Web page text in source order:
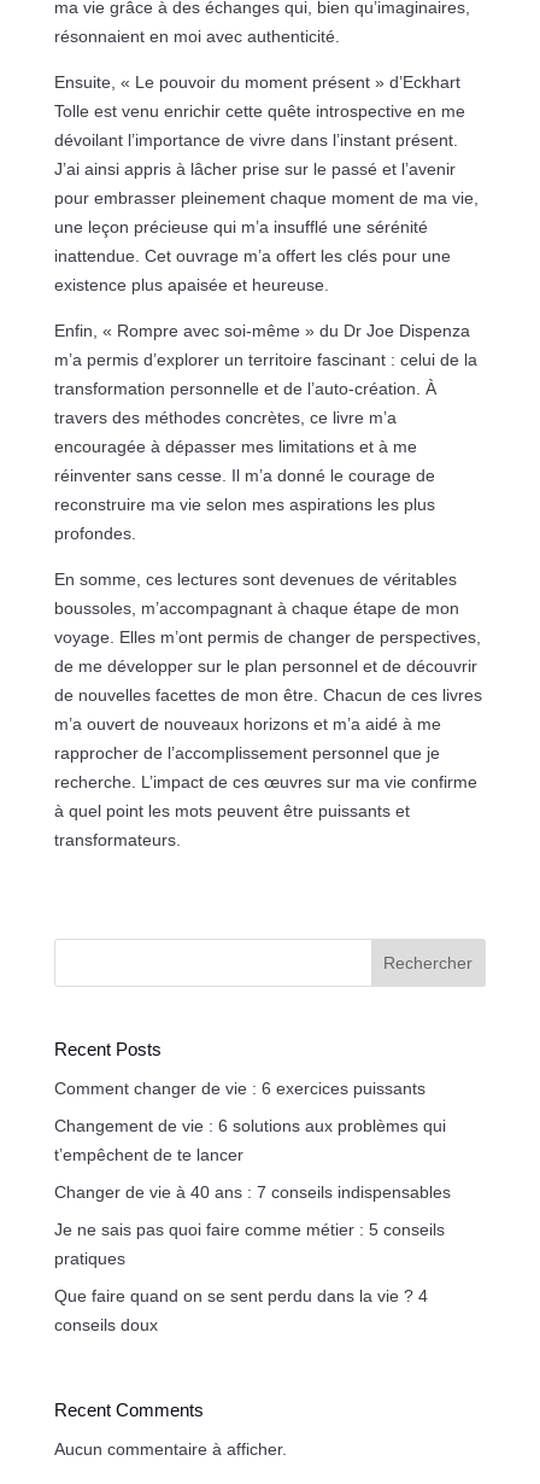
ma vie grâce à des échanges qui, bien qu’imaginaires,
résonnaient en moi avec authenticité.
Ensuite, « Le pouvoir du moment présent » d’Eckhart
Tolle est venu enrichir cette quête introspective en me
dévoilant l’importance de vivre dans l’instant présent.
J’ai ainsi appris à lâcher prise sur le passé et l’avenir
pour embrasser pleinement chaque moment de ma vie,
une leçon précieuse qui m’a insufflé une sérénité
inattendue. Cet ouvrage m’a offert les clés pour une
existence plus apaisée et heureuse.
Enfin, « Rompre avec soi-même » du Dr Joe Dispenza
m’a permis d’explorer un territoire fascinant : celui de la
transformation personnelle et de l’auto-création. À
travers des méthodes concrètes, ce livre m’a
encouragée à dépasser mes limitations et à me
réinventer sans cesse. Il m’a donné le courage de
reconstruire ma vie selon mes aspirations les plus
profondes.
En somme, ces lectures sont devenues de véritables
boussoles, m’accompagnant à chaque étape de mon
voyage. Elles m’ont permis de changer de perspectives,
de me développer sur le plan personnel et de découvrir
de nouvelles facettes de mon être. Chacun de ces livres
m’a ouvert de nouveaux horizons et m’a aidé à me
rapprocher de l’accomplissement personnel que je
recherche. L’impact de ces œuvres sur ma vie confirme
à quel point les mots peuvent être puissants et
transformateurs.
Rechercher
Recent Posts
Comment changer de vie : 6 exercices puissants
Changement de vie : 6 solutions aux problèmes qui
t’empêchent de te lancer
Changer de vie à 40 ans : 7 conseils indispensables
Je ne sais pas quoi faire comme métier : 5 conseils
pratiques
Que faire quand on se sent perdu dans la vie ? 4
conseils doux
Recent Comments
Aucun commentaire à afficher.